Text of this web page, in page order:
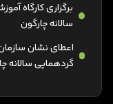
برگزاری کارگاه
سالانه چارگون
اعطای نشان
گردهمایی سالانه